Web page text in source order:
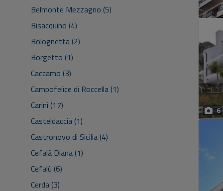
Belmonte Mezzagno (5)
Bisacquino (4)
Bolognetta (2)
Borgetto (1)
Caccamo (3)
Campofelice di Roccella (1)
Carini (17)
Casteldaccia (1)
Castronovo di Sicilia (4)
Cefalà Diana (1)
Cefalù (6)
Cerda (3)
6